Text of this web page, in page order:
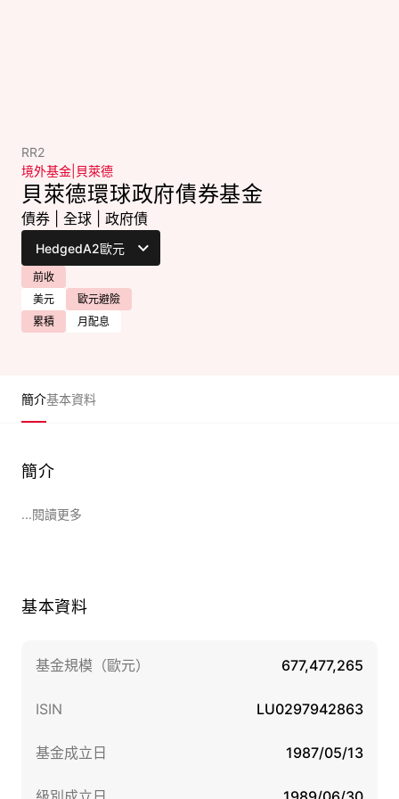
RR2
境外基金 貝萊德
貝萊德環球政府債券基金
債券 全球 政府債
前收
美元
歐元避險
累積
月配息
簡介基本資料
簡介
...閱讀更多
基本資料
基金規模（歐元） 677,477,265
ISIN LU0297942863
基金成立日 1987/05/13